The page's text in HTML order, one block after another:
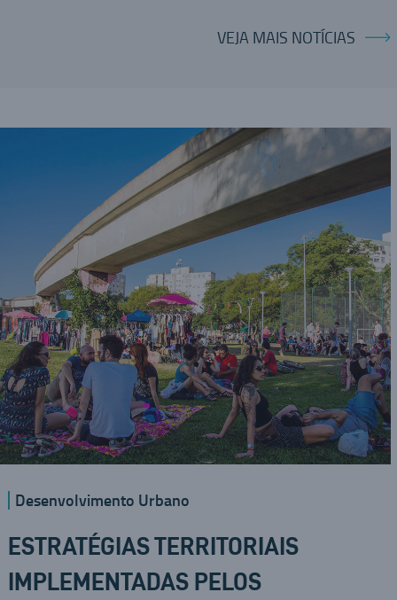
VEJA MAIS NOTÍCIAS
Desenvolvimento Urbano
ESTRATÉGIAS TERRITORIAIS
IMPLEMENTADAS PELOS